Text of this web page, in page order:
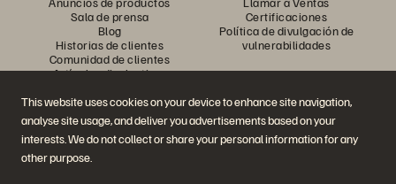
This website uses cookies on your device to enhance site navigation,
analyse site usage, and deliver you advertisements based on your
interests. We do not collect or share your personal information for any
other purpose.
Sala de prensa
Blog
Historias de clientes
Comunidad de clientes
Artículos divulgativos
Certificaciones
Política de divulgación de
vulnerabilidades
Únase a la conversación
Siga las redes sociales oficiales de Everpure